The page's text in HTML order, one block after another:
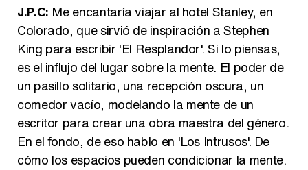
J.P.C: Me encantaría viajar al hotel Stanley, en
Colorado, que sirvió de inspiración a Stephen
King para escribir 'El Resplandor'. Si lo piensas,
es el influjo del lugar sobre la mente. El poder de
un pasillo solitario, una recepción oscura, un
comedor vacío, modelando la mente de un
escritor para crear una obra maestra del género.
En el fondo, de eso hablo en 'Los Intrusos'. De
cómo los espacios pueden condicionar la mente.